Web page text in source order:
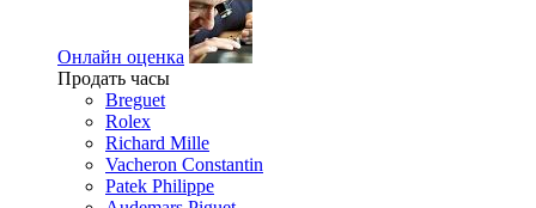
Онлайн оценка
Продать часы
Breguet
Rolex
Richard Mille
Vacheron Constantin
Patek Philippe